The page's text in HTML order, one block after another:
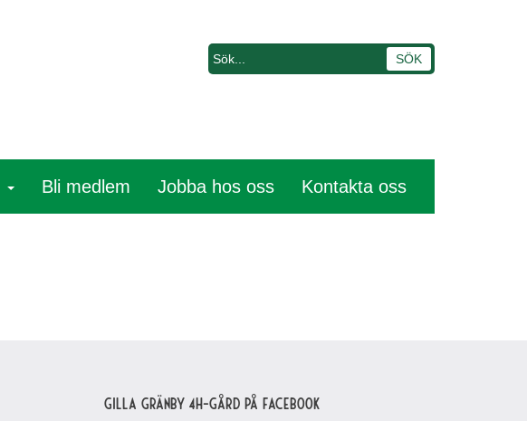
Bli medlem Jobba hos oss Kontakta oss
Gilla Gränby 4H-gård på Facebook